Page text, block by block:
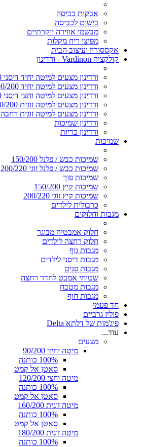
אבקות כביסה
בישום לכביסה
מבשמי אווירה יוקרתיים
מפיצי ריח מקלות
אקססוריז ועיצוב הבית
קולקציה Vardinon - ורדינון
ורדינון מצעים למיטה יחיד דיסני 90/200
ורדינון מצעים למיטה יחיד 90/200
ורדינון מצעים למיטה וחצי דיסני 120/200
ורדינון מצעים למיטה זוגית 160/200
ורדינון מצעים למיטה זוגית רחבה 180/200
ורדינון שמיכות
ורדינון כריות
שמיכות
שמיכות כבש / פלנל 150/200
שמיכות כבש / פלנל זוגי 200/220
שמיכות פוך
שמיכות קיץ 150/200
שמיכות קיץ זוגי 200/220
כרבולית לילדים
מגבות וחלוקים
חלוק אמבטיה מבוגר
חלוק רחצה לילדים
מגבות גוף
מגבות דיסני לילדים
מגבות פנים
שטיחי אמבט לחדר רחצה
מגבות מטבח
מגבות חוף
חד פעמי
פוליז גרביים
פיג'מות של דלתא Delta
עוד...
מצעים
מיטה יחיד 90/200
100% כותנה
סאטן אל קמט
מיטה וחצי 120/200
100% כותנה
סאטן אל קמט
מיטה זוגית 160/200
100% כותנה
סאטן אל קמט
מיטה זוגית 180/200
100% כותנה